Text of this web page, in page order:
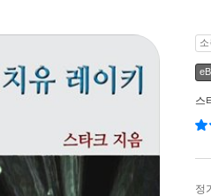
스
정